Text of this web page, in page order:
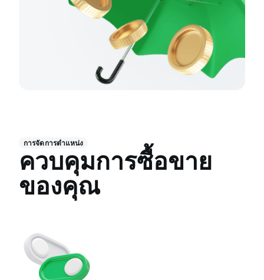
การจัดการตำแหน่ง
ควบคุมการซื้อขาย
ของคุณ